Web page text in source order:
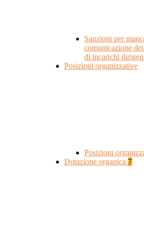
Sanzioni per
comunicazione
di incarichi
Posizioni organizzative
Posizioni
Dotazione organica 7